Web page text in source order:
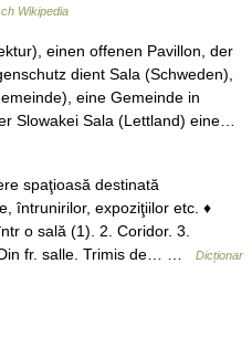
Wikipedia
einen offenen Pavillon, der
dient Sala (Schweden),
eine Gemeinde in
Slowakei Sala (Lettland) eine…
spaţioasă destinată
întrunirilor, expoziţiilor etc. ♦
o sală (1). 2. Coridor. 3.
fr. salle. Trimis de… …
Dicționar